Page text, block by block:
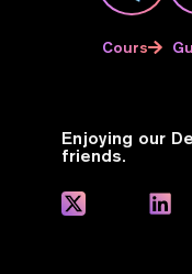
Cours
Enjoying our
friends.